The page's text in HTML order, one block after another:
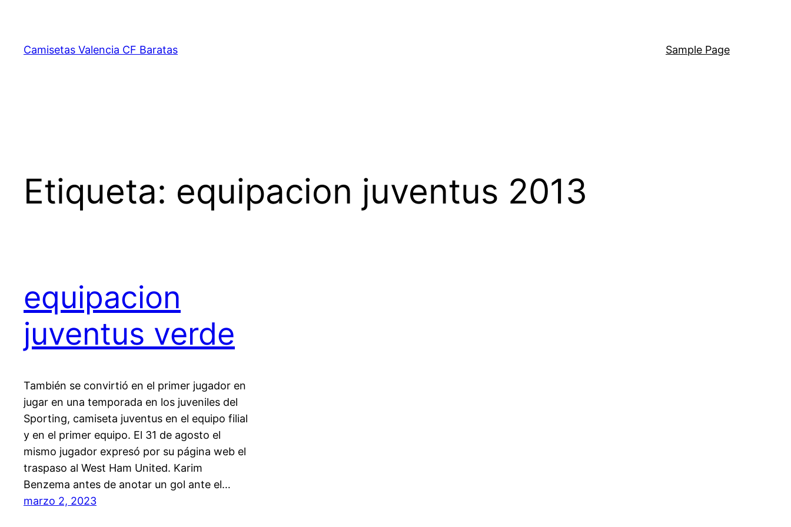
contenido
Camisetas Valencia CF Baratas Sample Page
Etiqueta: equipacion juventus 2013
equipacion
juventus verde
También se convirtió en el primer jugador en
jugar en una temporada en los juveniles del
Sporting, camiseta juventus en el equipo filial
y en el primer equipo. El 31 de agosto el
mismo jugador expresó por su página web el
traspaso al West Ham United. Karim
Benzema antes de anotar un gol ante el…
marzo 2, 2023